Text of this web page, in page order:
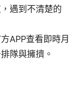
遇到不清楚的
APP查看即時月
隊與擁擠。